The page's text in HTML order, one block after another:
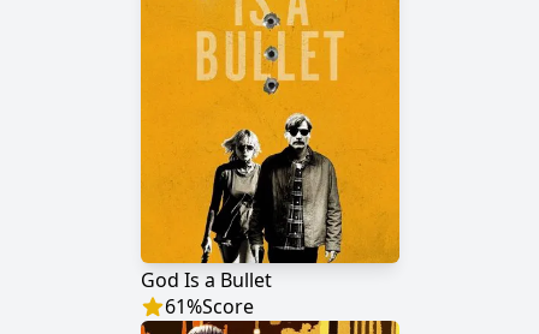
God Is a Bullet
61%Score